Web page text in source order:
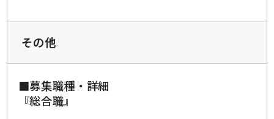
その他
■募集職種・詳細
『総合職』